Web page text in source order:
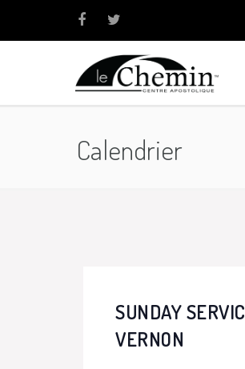
Calendrier
SUNDAY
VERNON